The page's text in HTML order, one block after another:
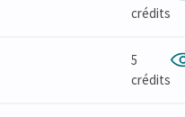
crédits
5
crédits